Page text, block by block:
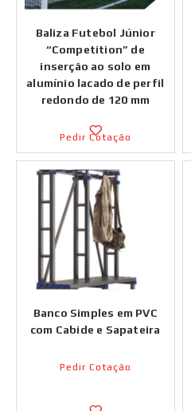
Baliza Futebol Júnior
“Competition” de
inserção ao solo em
alumínio lacado de perfil
redondo de 120 mm
Pedir Cotação
Banco Simples em PVC
com Cabide e Sapateira
Pedir Cotação